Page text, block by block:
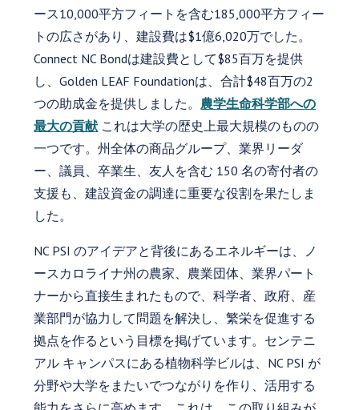
ース10,000平方フィートを含む185,000平方フィー
トの広さがあり、建設費は$1億6,020万でした。
Connect NC Bondは建設費として$85百万を提供
し、Golden LEAF Foundationは、合計$48百万の2
つの助成金を提供しました。 農学生命科学部への
最大の貢献 これは大学の歴史上最大規模のものの
一つです。州全体の商品グループ、業界リーダ
ー、議員、卒業生、友人を含む 150 名の寄付者の
支援も、建設資金の調達に重要な役割を果たしま
した。
NC PSI のアイデアと背後にあるエネルギーは、ノ
ースカロライナ州の農家、農業団体、業界パート
ナーから直接生まれたもので、科学者、政府、産
業部門が協力して問題を解決し、繁栄を促進する
拠点を作るという目標を掲げています。センテニ
アル キャンパスにある植物科学ビルは、NC PSI が
分野や大学をまたいでつながりを作り、活用する